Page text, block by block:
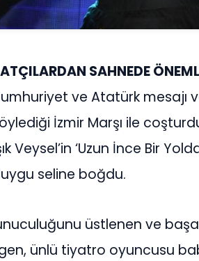
SAHNEDE
ve Atatürk mesajı
İzmir Marşı ile
Veysel’in ‘Uzun İnce Bir
seline boğdu.
üstlenen ve
ünlü tiyatro oyuncusu